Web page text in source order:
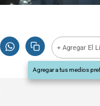
+ Agregar El
Agregar a tus medios